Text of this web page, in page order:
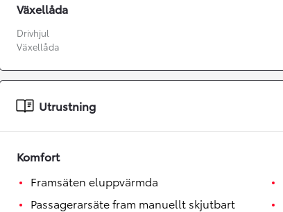
Toyota GR Supra
Växellåda
Drivhjul
Växellåda
Utrustning
Komfort
Framsäten eluppvärmda
Passagerarsäte fram manuellt skjutbart